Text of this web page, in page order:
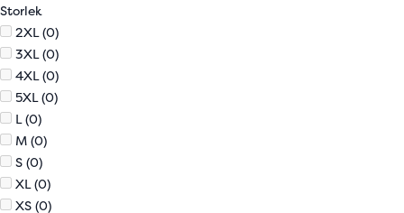
Storlek
2XL (0)
3XL (0)
4XL (0)
5XL (0)
L (0)
M (0)
S (0)
XL (0)
XS (0)